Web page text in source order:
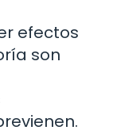
efectos
son